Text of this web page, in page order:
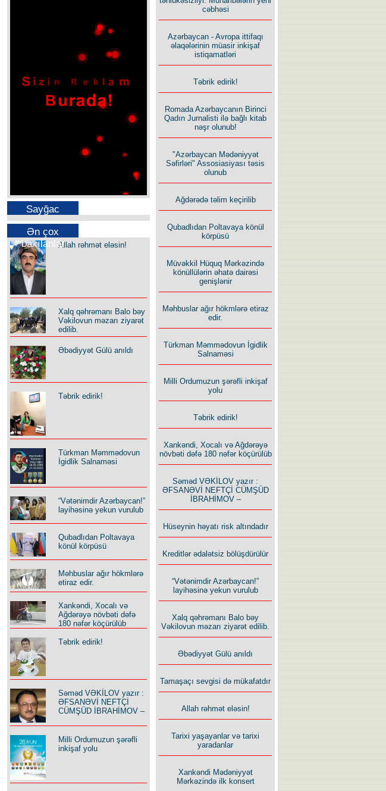
Sayğac
Ən çox
baxılanlarAllah rəhmət eləsin!
Xalq qəhrəmanı Balo bəy
Vəkilovun məzarı ziyarət
edilib.
Əbədiyyət Gülü anıldı
Təbrik edirik!
Türkman Məmmədovun
İgidlik Salnaməsi
“Vətənimdir Azərbaycan!”
layihəsinə yekun vurulub
Qubadlıdan Poltavaya
könül körpüsü
Məhbuslar ağır hökmlərə
etiraz edir.
Xankəndi, Xocalı və
Ağdərəyə növbəti dəfə
180 nəfər köçürülüb
Təbrik edirik!
Səməd VƏKİLOV yazır :
ƏFSANƏVİ NEFTÇİ
CÜMŞÜD İBRAHİMOV –
Milli Ordumuzun şərəfli
inkişaf yolu
cəbhəsi
Azərbaycan - Avropa ittifaqı
əlaqələrinin müasir inkişaf
istiqamatləri
Təbrik edirik!
Romada Azərbaycanın Birinci
Qadın Jurnalisti ilə bağlı kitab
nəşr olunub!
"Azərbaycan Mədəniyyət
Səfirləri" Assosiasiyası təsis
olunub
Ağdərədə təlim keçirilib
Qubadlıdan Poltavaya könül
körpüsü
Müvəkkil Hüquq Mərkəzində
könüllülərin əhatə dairəsi
genişlənir
Məhbuslar ağır hökmlərə etiraz
edir.
Türkman Məmmədovun İgidlik
Salnaməsi
Milli Ordumuzun şərəfli inkişaf
yolu
Təbrik edirik!
Xankəndi, Xocalı və Ağdərəyə
növbəti dəfə 180 nəfər köçürülüb
Səməd VƏKİLOV yazır :
ƏFSANƏVİ NEFTÇİ CÜMŞÜD
İBRAHİMOV –
Hüseynin həyatı risk altındadır
Kreditlər ədalətsiz bölüşdürülür
“Vətənimdir Azərbaycan!”
layihəsinə yekun vurulub
Xalq qəhrəmanı Balo bəy
Vəkilovun məzarı ziyarət edilib.
Əbədiyyət Gülü anıldı
Tamaşaçı sevgisi də mükafatdır
Allah rəhmət eləsin!
Tarixi yaşayanlar və tarixi
yaradanlar
Xankəndi Mədəniyyət
Mərkəzində ilk konsert